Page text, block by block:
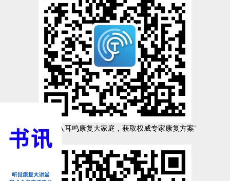
“扫码加入耳鸣康复大家庭，获取权威专家康复方案”